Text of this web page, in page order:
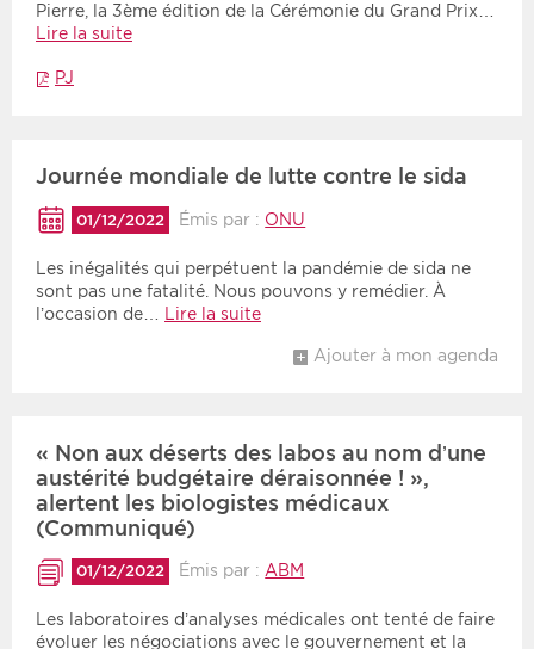
Pierre, la 3ème édition de la Cérémonie du Grand Prix…
Lire la suite
PJ
Journée mondiale de lutte contre le sida
01/12/2022 Émis par : ONU
Les inégalités qui perpétuent la pandémie de sida ne
sont pas une fatalité. Nous pouvons y remédier. À
l’occasion de…
Lire la suite
Ajouter à mon agenda
« Non aux déserts des labos au nom d’une
austérité budgétaire déraisonnée ! »,
alertent les biologistes médicaux
(Communiqué)
01/12/2022 Émis par :ABM
Les laboratoires d’analyses médicales ont tenté de faire
évoluer les négociations avec le gouvernement et la